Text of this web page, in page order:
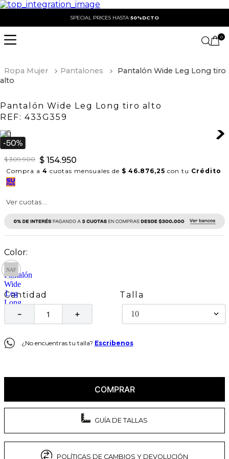
SPECIAL PRICES HASTA 50%DCTO
0
Ropa Mujer Pantalones
Pantalón Wide Leg Long tiro
alto
Pantalón Wide Leg Long tiro alto
REF: 433G359
$ 309.900 $ 154.950
Compra a 4 cuotas mensuales de $ 46.876,25 con tu Crédito
Ver cuotas ...
Cantidad
＋
－
Talla
10
¿No encuentras tu talla? Escribenos
COMPRAR
GUÍA DE TALLAS
POLÍTICAS DE CAMBIOS Y DEVOLUCIÓN